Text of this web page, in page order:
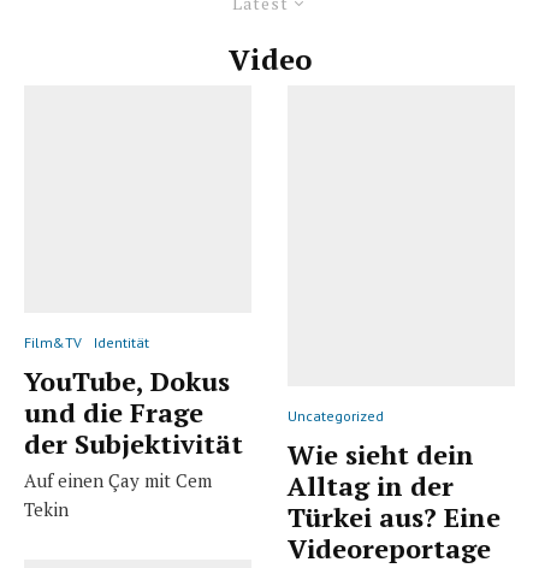
Video
Film&TV Identität
YouTube, Dokus
und die Frage
der Subjektivität
Auf einen Çay mit Cem
Tekin
Uncategorized
Wie sieht dein
Alltag in der
Türkei aus? Eine
Videoreportage